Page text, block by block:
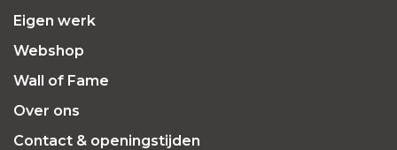
Eigen werk
Webshop
Wall of Fame
Over ons
Contact & openingstijden